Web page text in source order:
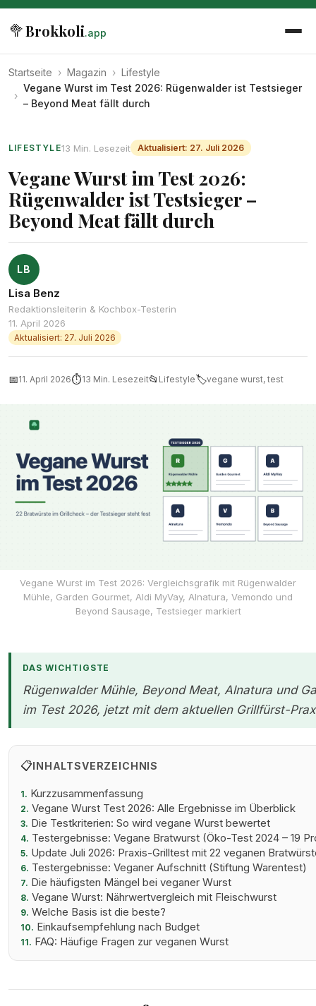
🥦Brokkoli.app
Startseite › Magazin › Lifestyle
›
Vegane Wurst im Test 2026: Rügenwalder ist Testsieger
– Beyond Meat fällt durch
LIFESTYLE13 Min. Lesezeit Aktualisiert: 27. Juli 2026
Vegane Wurst im Test 2026:
Rügenwalder ist Testsieger –
Beyond Meat fällt durch
LB
Lisa Benz
Redaktionsleiterin & Kochbox-Testerin
11. April 2026
Aktualisiert: 27. Juli 2026
📅11. April 2026⏱13 Min. Lesezeit📂 Lifestyle🏷vegane wurst, test
Vegane Wurst im Test 2026: Vergleichsgrafik mit Rügenwalder
Mühle, Garden Gourmet, Aldi MyVay, Alnatura, Vemondo und
Beyond Sausage, Testsieger markiert
DAS WICHTIGSTE
Rügenwalder Mühle, Beyond Meat, Alnatura und
im Test 2026, jetzt mit dem aktuellen Grillfürst-
📋INHALTSVERZEICHNIS
1. Kurzzusammenfassung
2. Vegane Wurst Test 2026: Alle Ergebnisse im Überblick
3. Die Testkriterien: So wird vegane Wurst bewertet
4. Testergebnisse: Vegane Bratwurst (Öko-Test 2024 – 19
5. Update Juli 2026: Praxis-Grilltest mit 22 veganen
6. Testergebnisse: Veganer Aufschnitt (Stiftung Warentest)
7. Die häufigsten Mängel bei veganer Wurst
8. Vegane Wurst: Nährwertvergleich mit Fleischwurst
9. Welche Basis ist die beste?
10. Einkaufsempfehlung nach Budget
11. FAQ: Häufige Fragen zur veganen Wurst